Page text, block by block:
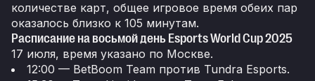
количестве карт, общее игровое время обеих пар
оказалось близко к 105 минутам.
Расписание на восьмой день Esports World Cup 2025
17 июля, время указано по Москве.
12:00 — BetBoom Team против Tundra Esports.